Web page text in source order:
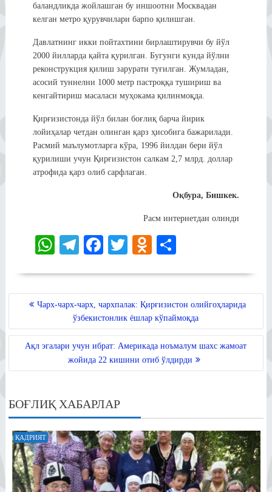
баландликда жойлашган бу иншоотни Москвадан
келган метро қурувчилари барпо қилишган.
Давлатнинг икки пойтахтини бирлаштирувчи бу йўл
2000 йилларда қайта қурилган. Бугунги кунда йўлни
реконструкция қилиш зарурати туғилган. Жумладан,
асосий туннелни 1000 метр пастроққа тушириш ва
кенгайтириш масаласи муҳокама қилинмоқда.
Қирғизистонда йўл билан боғлиқ барча йирик
лойиҳалар четдан олинган қарз ҳисобига бажарилади.
Расмий маълумотларга кўра, 1996 йилдан бери йўл
қурилиши учун Қирғизистон салкам 2,7 млрд. доллар
атрофида қарз олиб сарфлаган.
Оқбура, Бишкек.
Расм интернетдан олинди
W
A
pp
Te
a
m
Fa
ok
T
r
O
la
ss
ni
ki
POST
MENYUSI
Чарх-чарх-чарх, чархпалак: Қирғизистон олийгоҳларида
ўзбекистонлик ёшлар кўпаймоқда
Ақл эгалари учун ибрат: Америкада ноъмалум шахс жамоат
жойида 22 кишини отиб ўлдирди
БОҒЛИҚ ХАБАРЛАР
ҚАДРИЯТ